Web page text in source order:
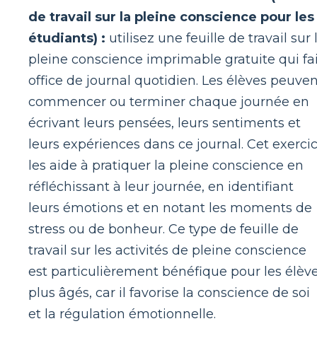
de travail sur la pleine conscience pour les
étudiants) : utilisez une feuille de travail sur
pleine conscience imprimable gratuite qui
office de journal quotidien. Les élèves
commencer ou terminer chaque journée en
écrivant leurs pensées, leurs sentiments et
leurs expériences dans ce journal. Cet
les aide à pratiquer la pleine conscience en
réfléchissant à leur journée, en identifiant
leurs émotions et en notant les moments de
stress ou de bonheur. Ce type de feuille de
travail sur les activités de pleine conscience
est particulièrement bénéfique pour les
plus âgés, car il favorise la conscience de soi
et la régulation émotionnelle.